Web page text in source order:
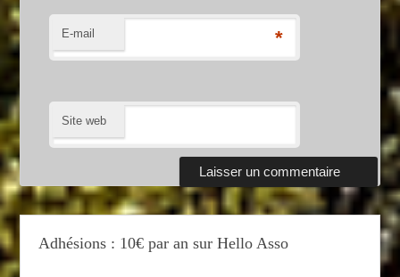
E-mail *
Site web
Adhésions : 10€ par an sur Hello Asso